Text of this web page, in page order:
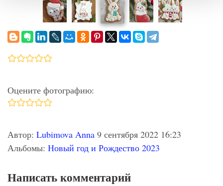
Оцените фотографию:
Автор: Lubimova Anna 9 сентября 2022 16:23
Альбомы: Новый год и Рождество 2023
Написать комментарий